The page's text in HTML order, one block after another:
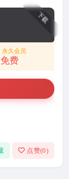
下载
永久会员
免费
点赞(0)